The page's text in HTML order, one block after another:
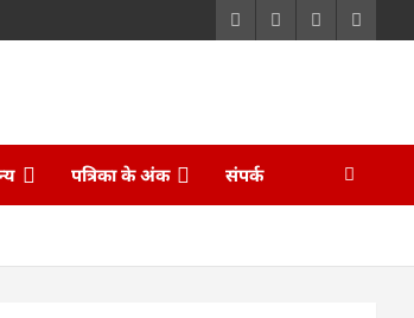
पत्रिका के अंक संपर्क